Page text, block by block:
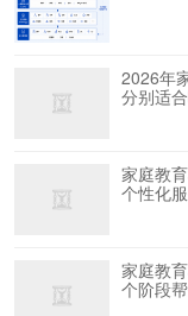
2026年
分别适
家庭教
个性化
家庭教
个阶段